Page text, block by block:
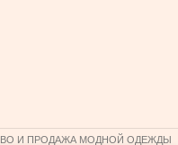
И ПРОДАЖА МОДНОЙ ОДЕЖДЫ